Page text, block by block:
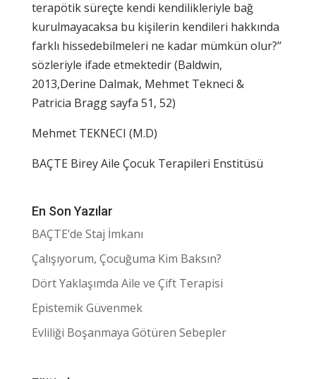
terapötik süreçte kendi kendilikleriyle bağ
kurulmayacaksa bu kişilerin kendileri hakkında
farklı hissedebilmeleri ne kadar mümkün olur?’’
sözleriyle ifade etmektedir (Baldwin,
2013,Derine Dalmak, Mehmet Tekneci &
Patricia Bragg sayfa 51, 52)
Mehmet TEKNECI (M.D)
BAÇTE Birey Aile Çocuk Terapileri Enstitüsü
En Son Yazılar
BAÇTE’de Staj İmkanı
Çalışıyorum, Çocuğuma Kim Baksın?
Dört Yaklaşımda Aile ve Çift Terapisi
Epistemik Güvenmek
Evliliği Boşanmaya Götüren Sebepler